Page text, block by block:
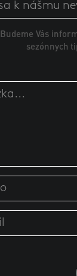
Budeme Vás
sezónnych